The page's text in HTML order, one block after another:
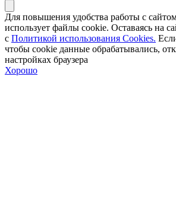
Для повышения удобства работы с
использует файлы cookie. Оставаясь на
с Политикой использования Cookies.
чтобы сookie данные обрабатывались,
настройках браузера
Хорошо